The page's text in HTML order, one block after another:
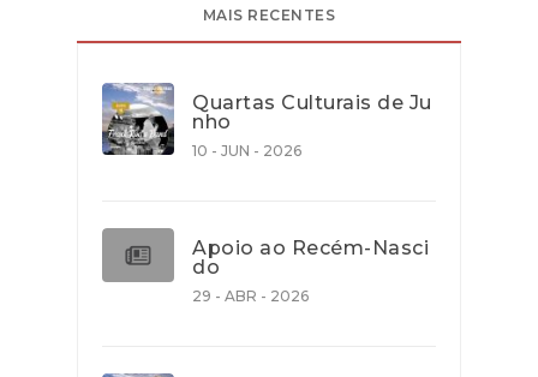
MAIS RECENTES
Quartas Culturais de Ju
nho
10 - JUN - 2026
Apoio ao Recém-Nasci
do
29 - ABR - 2026